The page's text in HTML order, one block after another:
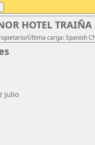
HOTEL
Última carga: Spanish
Julio